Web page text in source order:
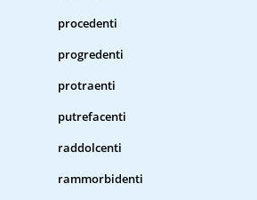
procedenti
progredenti
protraenti
putrefacenti
raddolcenti
rammorbidenti